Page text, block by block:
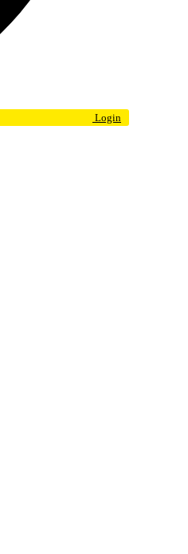
Login